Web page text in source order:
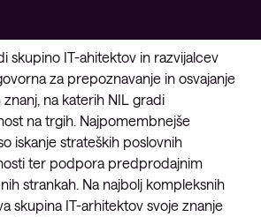
skupino IT-ahitektov in razvijalcev
za prepoznavanje in osvajanje
na katerih NIL gradi
na trgih. Najpomembnejše
iskanje strateških poslovnih
ter podpora predprodajnim
strankah. Na najbolj kompleksnih
skupina IT-arhitektov svoje znanje